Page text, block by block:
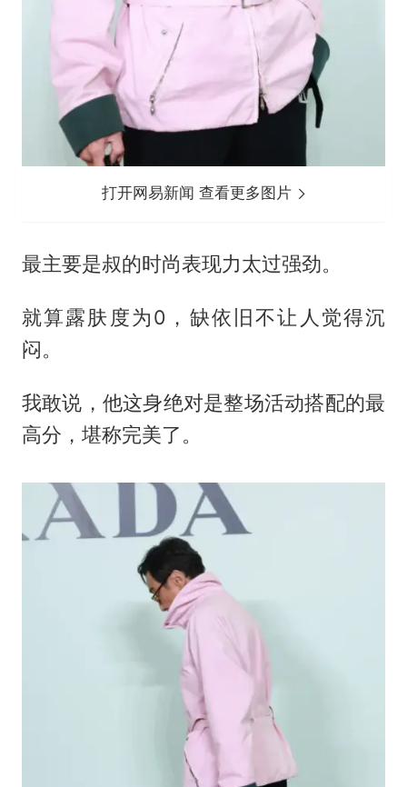
打开网易新闻 查看更多图片
最主要是叔的时尚表现力太过强劲。
就算露肤度为0，缺依旧不让人觉得沉
闷。
我敢说，他这身绝对是整场活动搭配的最
高分，堪称完美了。